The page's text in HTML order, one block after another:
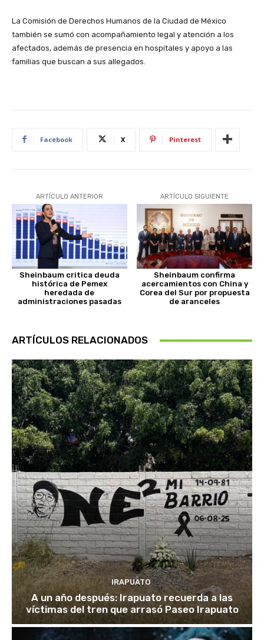
La Comisión de Derechos Humanos de la Ciudad de México
también se sumó con acompañamiento legal y atención a los
afectados, además de presencia en hospitales y apoyo a las
familias que buscan a sus allegados.
Facebook X Pinterest
ARTÍCULO ANTERIOR
Sheinbaum critica deuda
histórica de Pemex
heredada de
administraciones pasadas
ARTÍCULO SIGUIENTE
Sheinbaum confirma
acercamientos con China y
Corea del Sur por propuesta
de aranceles
ARTÍCULOS RELACIONADOS
IRAPUATO
A un año después: Irapuato recuerda a las
víctimas del tren que arrasó Paseo Irapuato